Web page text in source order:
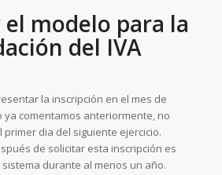
modelo para la
del IVA
la inscripción en el mes de
ya comentamos anteriormente, no
dia del siguiente ejercicio.
de solicitar esta inscripción es
durante al menos un año.